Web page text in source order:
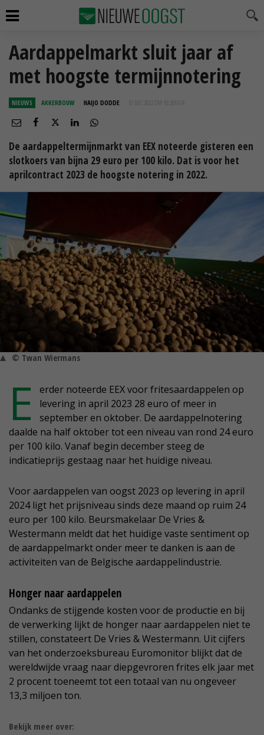
Aardappelmarkt sluit jaar af
met hoogste termijnnotering
NIEUWS AKKERBOUW HAIJO DODDE 31 DEC 2022 OM 10:20
De aardappeltermijnmarkt van EEX noteerde gisteren een
slotkoers van bijna 29 euro per 100 kilo. Dat is voor het
aprilcontract 2023 de hoogste notering in 2022.
© Twan Wiermans
E
erder noteerde EEX voor fritesaardappelen op
levering in april 2023 28 euro of meer in
september en oktober. De aardappelnotering
daalde na half oktober tot een niveau van rond 24 euro
per 100 kilo. Vanaf begin december steeg de
indicatieprijs gestaag naar het huidige niveau.
Voor aardappelen van oogst 2023 op levering in april
2024 ligt het prijsniveau sinds deze maand op ruim 24
euro per 100 kilo. Beursmakelaar De Vries &
Westermann meldt dat het huidige vaste sentiment op
de aardappelmarkt onder meer te danken is aan de
activiteiten van de Belgische aardappelindustrie.
Honger naar aardappelen
Ondanks de stijgende kosten voor de productie en bij
de verwerking lijkt de honger naar aardappelen niet te
stillen, constateert De Vries & Westermann. Uit cijfers
van het onderzoeksbureau Euromonitor blijkt dat de
wereldwijde vraag naar diepgevroren frites elk jaar met
2 procent toeneemt tot een totaal van nu ongeveer
13,3 miljoen ton.
Bekijk meer over: